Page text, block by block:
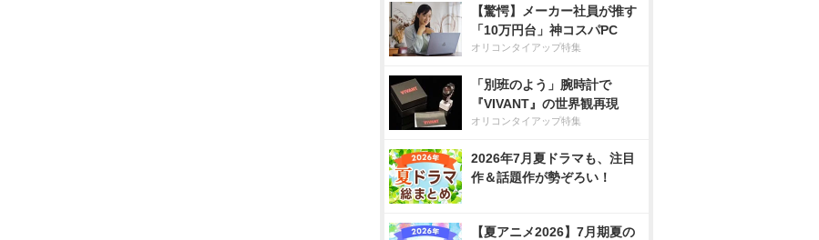
【驚愕】メーカー社員が推す
「10万円台」神コスパPC
オリコンタイアップ特集
「別班のよう」腕時計で
『VIVANT』の世界観再現
オリコンタイアップ特集
2026年7月夏ドラマも、注目
作＆話題作が勢ぞろい！
【夏アニメ2026】7月期夏の